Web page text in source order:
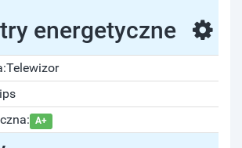
energetyczne
Telewizor
A+